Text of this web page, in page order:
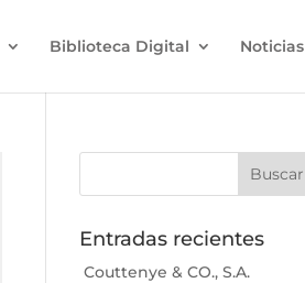
Biblioteca Digital Noticias
Entradas recientes
Couttenye & CO., S.A.